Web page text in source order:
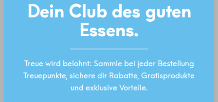
Dein Club des guten
Essens.
Treue wird belohnt: Sammle bei jeder Bestellung
Treuepunkte, sichere dir Rabatte, Gratisprodukte
und exklusive Vorteile.
Komfortfunktionen
ALLE COOKIES AKZEPTIEREN
SPEICHERN